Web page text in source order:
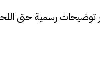
رسمية حتى